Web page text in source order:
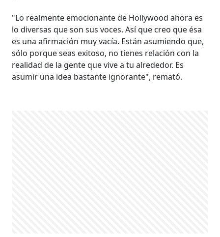
"Lo realmente emocionante de Hollywood ahora es
lo diversas que son sus voces. Así que creo que ésa
es una afirmación muy vacía. Están asumiendo que,
sólo porque seas exitoso, no tienes relación con la
realidad de la gente que vive a tu alrededor. Es
asumir una idea bastante ignorante", remató.